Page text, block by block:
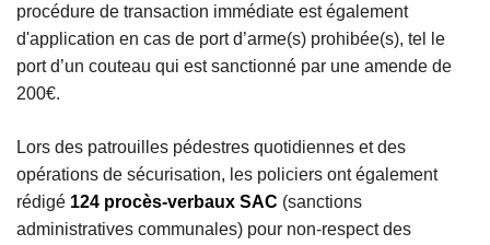
procédure de transaction immédiate est également
d'application en cas de port d’arme(s) prohibée(s), tel le
port d’un couteau qui est sanctionné par une amende de
200€.
Lors des patrouilles pédestres quotidiennes et des
opérations de sécurisation, les policiers ont également
rédigé 124 procès-verbaux SAC (sanctions
administratives communales) pour non-respect des